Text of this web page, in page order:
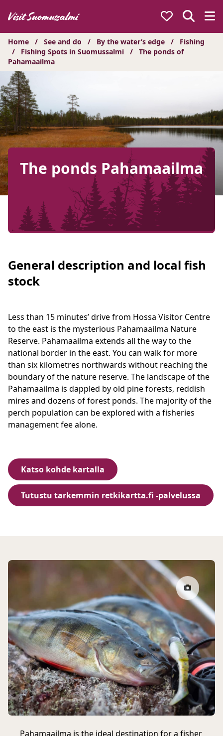
sisältöön
Home / See and do / By the water’s edge /
Fishing
/
Fishing Spots in Suomussalmi /
The ponds of
Pahamaailma
The ponds Pahamaailma
General description and local fish
stock
Less than 15 minutes’ drive from Hossa Visitor Centre
to the east is the mysterious Pahamaailma Nature
Reserve. Pahamaailma extends all the way to the
national border in the east. You can walk for more
than six kilometres northwards without reaching the
boundary of the nature reserve. The landscape of the
Pahamaailma is dappled by old pine forests, reddish
mires and dozens of forest ponds. The majority of the
perch population can be explored with a fisheries
management fee alone.
Katso kohde kartalla
Tutustu tarkemmin retkikartta.fi -palvelussa
Pahamaailma is the ideal destination for a fisher